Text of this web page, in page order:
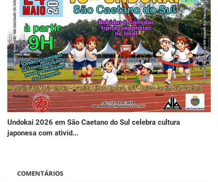
Undokai 2026 em São Caetano do Sul celebra cultura
japonesa com ativid...
COMENTÁRIOS